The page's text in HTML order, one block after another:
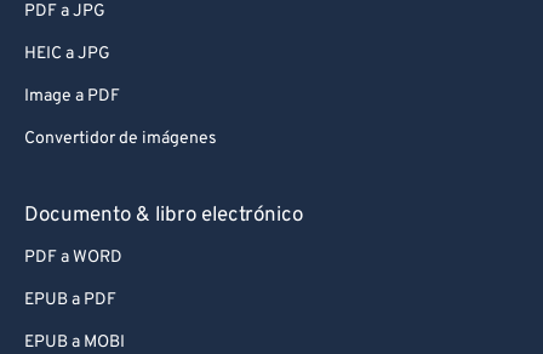
PDF a JPG
HEIC a JPG
Image a PDF
Convertidor de imágenes
Documento & libro electrónico
PDF a WORD
EPUB a PDF
EPUB a MOBI